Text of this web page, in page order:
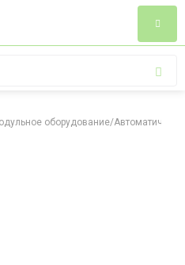
оборудование/